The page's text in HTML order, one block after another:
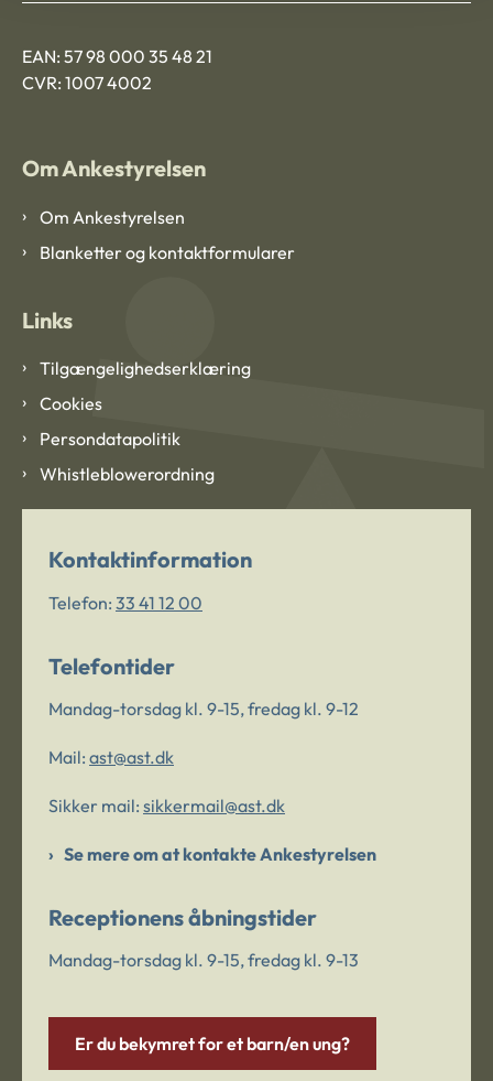
EAN: 57 98 000 35 48 21
CVR: 1007 4002
Om Ankestyrelsen
Om Ankestyrelsen
Blanketter og kontaktformularer
Links
Tilgængelighedserklæring
Cookies
Persondatapolitik
Whistleblowerordning
Kontaktinformation
Telefon: 33 41 12 00
Telefontider
Mandag-torsdag kl. 9-15, fredag kl. 9-12
Mail: ast@ast.dk
Sikker mail: sikkermail@ast.dk
Se mere om at kontakte Ankestyrelsen
Receptionens åbningstider
Mandag-torsdag kl. 9-15, fredag kl. 9-13
Er du bekymret for et barn/en ung?